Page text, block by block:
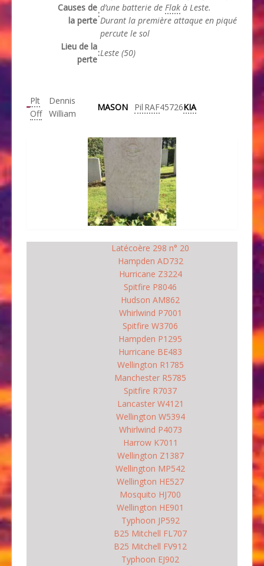
Causes de
la perte
:
d’une batterie de Flak à Leste.
Durant la première attaque en piqué
percute le sol
Lieu de la
perte
:Leste (50)
Plt
Off
Dennis
William
MASON Pil RAF45726KIA
Latécoère 298 n° 20
Hampden AD732
Hurricane Z3224
Spitfire P8046
Hudson AM862
Whirlwind P7001
Spitfire W3706
Hampden P1295
Hurricane BE483
Wellington R1785
Manchester R5785
Spitfire R7037
Lancaster W4121
Wellington W5394
Whirlwind P4073
Harrow K7011
Wellington Z1387
Wellington MP542
Wellington HE527
Mosquito HJ700
Wellington HE901
Typhoon JP592
B25 Mitchell FL707
B25 Mitchell FV912
Typhoon EJ902